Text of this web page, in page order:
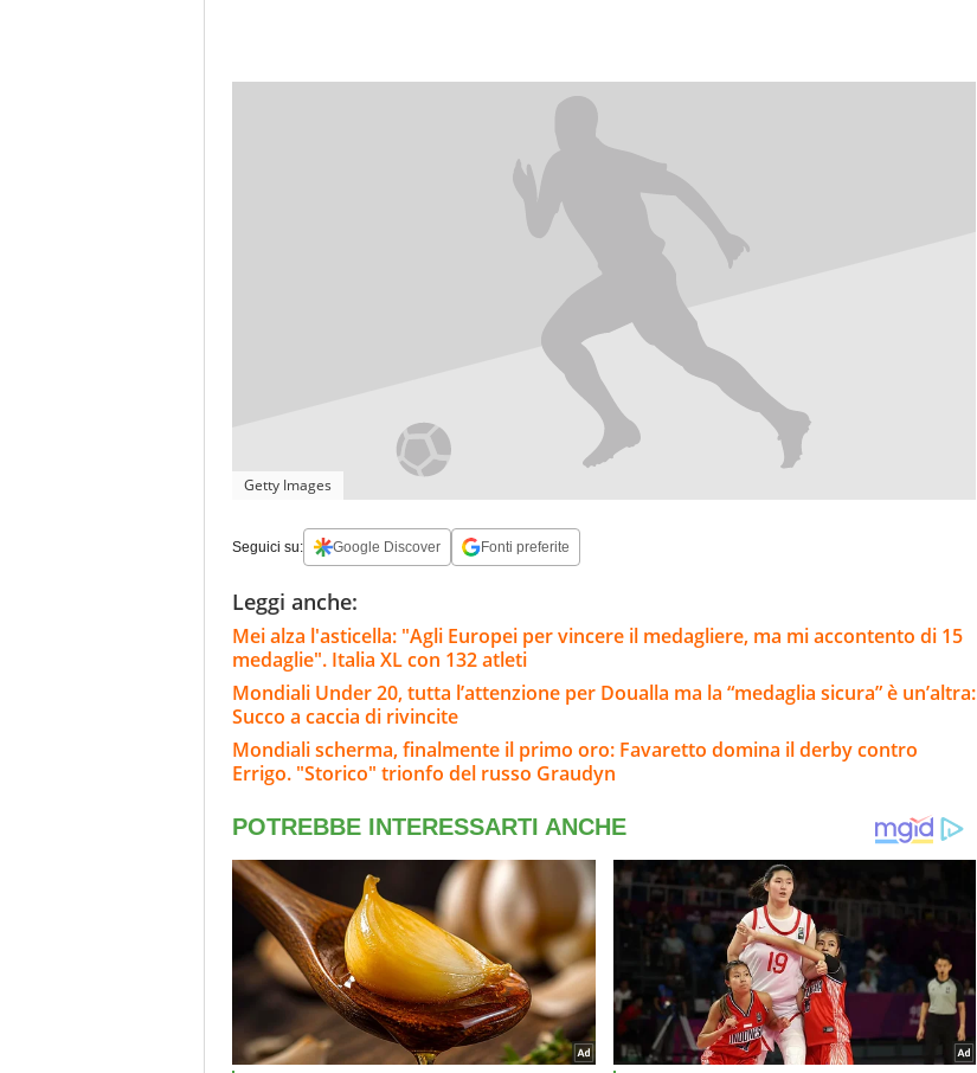
Getty Images
Seguici su: Google Discover Fonti preferite
Leggi anche:
Mei alza l'asticella: "Agli Europei per vincere il medagliere, ma mi accontento di 15
medaglie". Italia XL con 132 atleti
Mondiali Under 20, tutta l’attenzione per Doualla ma la “medaglia sicura” è un’altra:
Succo a caccia di rivincite
Mondiali scherma, finalmente il primo oro: Favaretto domina il derby contro
Errigo. "Storico" trionfo del russo Graudyn